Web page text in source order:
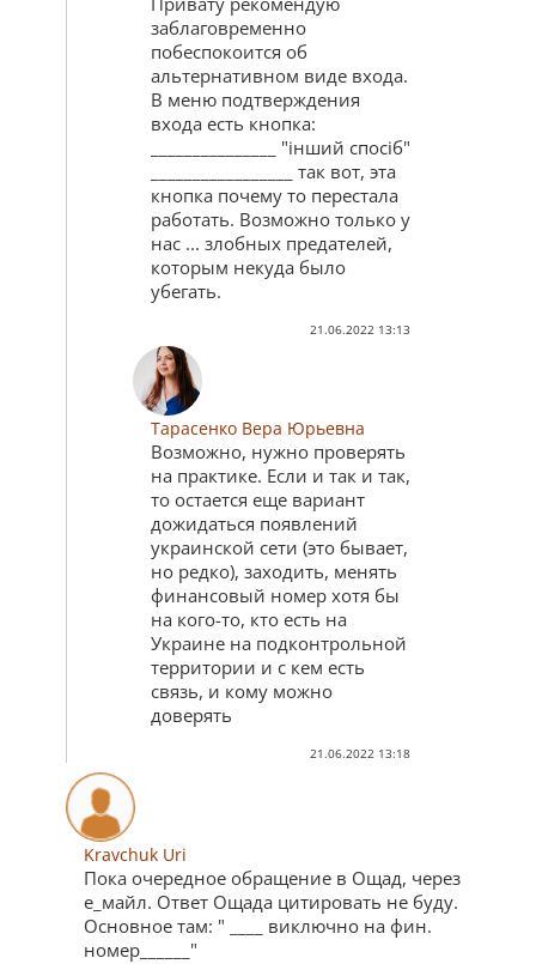
заблаговременно
побеспокоится об
альтернативном виде входа.
В меню подтверждения
входа есть кнопка:
_______________ "інший спосіб"
_________________ так вот, эта
кнопка почему то перестала
работать. Возможно только у
нас ... злобных предателей,
которым некуда было
убегать.
21.06.2022 13:13
Тарасенко Вера Юрьевна
Возможно, нужно проверять
на практике. Если и так и так,
то остается еще вариант
дожидаться появлений
украинской сети (это бывает,
но редко), заходить, менять
финансовый номер хотя бы
на кого-то, кто есть на
Украине на подконтрольной
территории и с кем есть
связь, и кому можно
доверять
21.06.2022 13:18
Kravchuk Uri
Пока очередное обращение в Ощад, через
е_майл. Ответ Ощада цитировать не буду.
Основное там: " ____ виключно на фин.
номер______"